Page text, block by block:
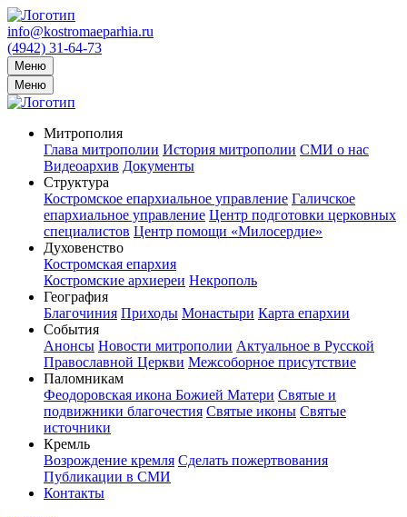
info@kostromaeparhia.ru
(4942) 31-64-73
Меню
Меню
Митрополия
Глава митрополии История митрополии СМИ о нас
Видеоархив Документы
Структура
Костромское епархиальное управление Галичское
епархиальное управление Центр подготовки церковных
специалистов Центр помощи «Милосердие»
Духовенство
Костромская епархия
Костромские архиереи Некрополь
География
Благочиния Приходы Монастыри Карта епархии
События
Анонсы Новости митрополии Актуальное в Русской
Православной Церкви Межсоборное присутствие
Паломникам
Феодоровская икона Божией Матери Святые и
подвижники благочестия Святые иконы Святые
источники
Кремль
Возрождение кремля Сделать пожертвования
Публикации в СМИ
Контакты